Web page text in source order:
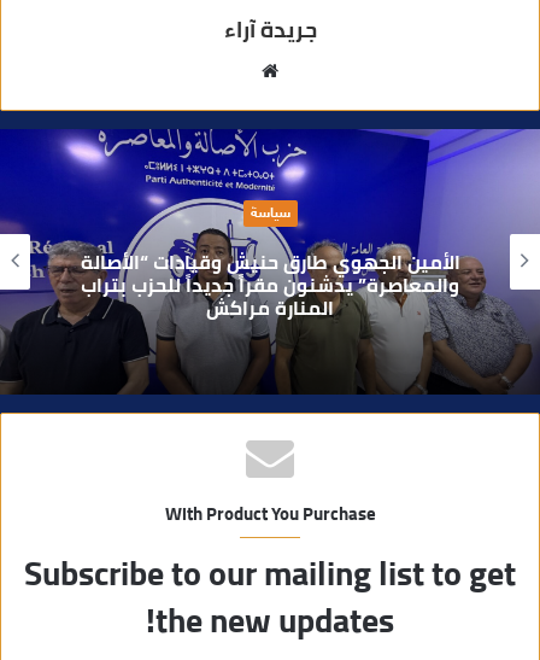
جريدة آراء
ق
ع
ا
ل
و
ي
ب
حوادث
بعد تداول فيديو يوثق العملية.. أمن مراكش
يطيح بقاصر مشتبه في تورطه في سرقة
مسلحة..
With Product You Purchase
Subscribe to our mailing list to get
the new updates!